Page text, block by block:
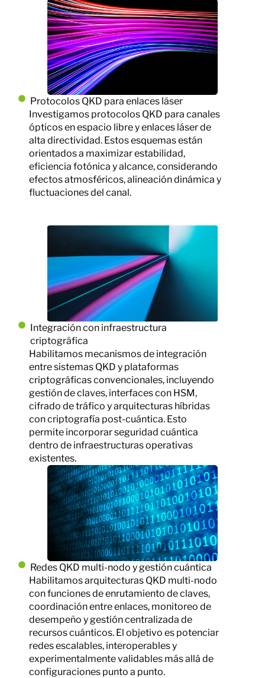
Protocolos QKD para enlaces láser
Investigamos protocolos QKD para canales
ópticos en espacio libre y enlaces láser de
alta directividad. Estos esquemas están
orientados a maximizar estabilidad,
eficiencia fotónica y alcance, considerando
efectos atmosféricos, alineación dinámica y
fluctuaciones del canal.
Integración con infraestructura
criptográfica
Habilitamos mecanismos de integración
entre sistemas QKD y plataformas
criptográficas convencionales, incluyendo
gestión de claves, interfaces con HSM,
cifrado de tráfico y arquitecturas híbridas
con criptografía post-cuántica. Esto
permite incorporar seguridad cuántica
dentro de infraestructuras operativas
existentes.
Redes QKD multi-nodo y gestión cuántica
Habilitamos arquitecturas QKD multi-nodo
con funciones de enrutamiento de claves,
coordinación entre enlaces, monitoreo de
desempeño y gestión centralizada de
recursos cuánticos. El objetivo es potenciar
redes escalables, interoperables y
experimentalmente validables más allá de
configuraciones punto a punto.